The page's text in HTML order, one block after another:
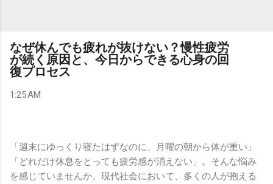
なぜ休んでも疲れが抜けない？慢性疲労
が続く原因と、今日からできる心身の回
復プロセス
1:25 AM
「週末にゆっくり寝たはずなのに、月曜の朝から体が重い」
「どれだけ休息をとっても疲労感が消えない」。そんな悩み
を感じていませんか。現代社会において、多くの人が抱える